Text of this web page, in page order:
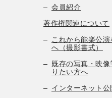
会員紹介
著作権関連について
これから能楽公
へ（撮影書式）
既存の写真・映
りたい方へ
インターネット